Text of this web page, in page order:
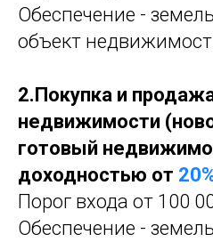
Обеспечение -
объект
2.Покупка и
недвижимости
готовый
доходностью от
Порог входа от 100
Обеспечение -